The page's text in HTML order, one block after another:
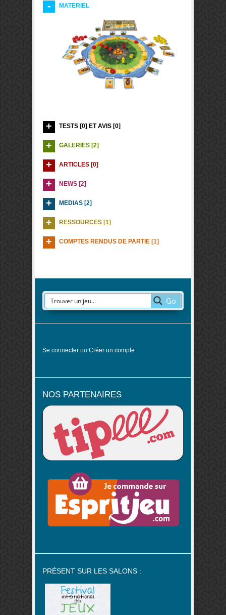
MATERIEL
TESTS [0] ET AVIS [0]
GALERIES [2]
ARTICLES [0]
NEWS [2]
MEDIAS [2]
RESSOURCES [1]
COMPTES RENDUS DE PARTIE [1]
Go
Se connecter ou Créer un compte
NOS PARTENAIRES
PRÉSENT SUR LES SALONS :